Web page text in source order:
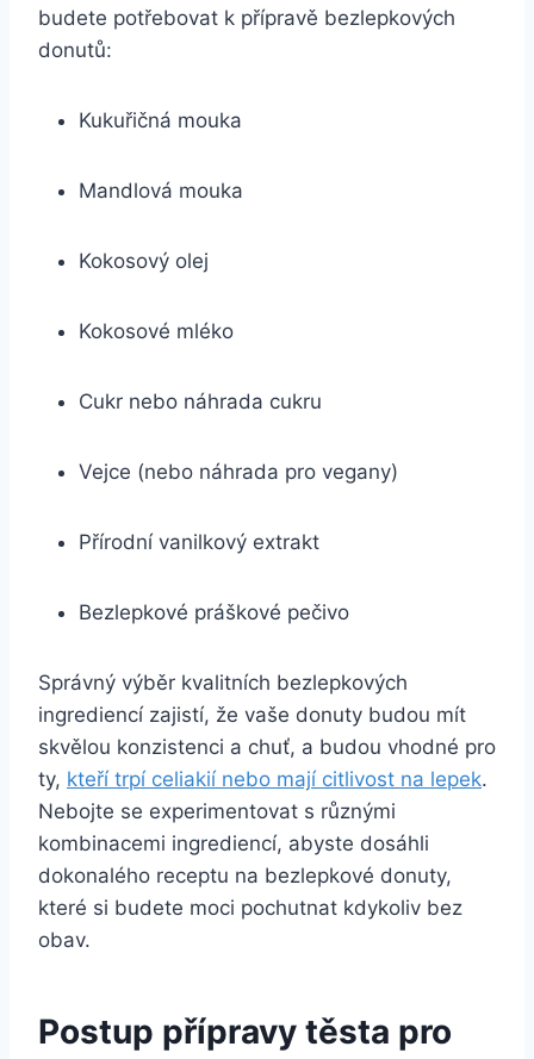
budete potřebovat k přípravě bezlepkových
donutů:
Kukuřičná mouka
Mandlová mouka
Kokosový olej
Kokosové mléko
Cukr nebo náhrada cukru
Vejce (nebo náhrada pro vegany)
Přírodní vanilkový extrakt
Bezlepkové práškové pečivo
Správný výběr kvalitních bezlepkových
ingrediencí zajistí, že vaše donuty budou mít
skvělou konzistenci a chuť, a budou vhodné pro
ty, kteří trpí celiakií nebo mají citlivost na lepek.
Nebojte se experimentovat s různými
kombinacemi ingrediencí, abyste dosáhli
dokonalého receptu na bezlepkové donuty,
které si budete moci pochutnat kdykoliv bez
obav.
Postup přípravy těsta pro